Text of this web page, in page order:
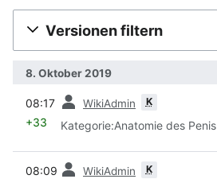
Versionen filtern
8. Oktober 2019
08:17 WikiAdmin K
+33 Kategorie:Anatomie des Penis
08:09 WikiAdmin K